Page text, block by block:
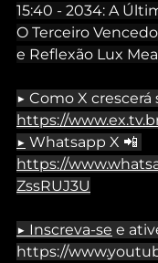
15:40 - 2034: A
O Terceiro
e Reflexão Lux
▶ Como X crescerá
https://
▶ Whatsapp X 📲
https://
ZssRUJ3U
▶ Inscreva-se e
https://